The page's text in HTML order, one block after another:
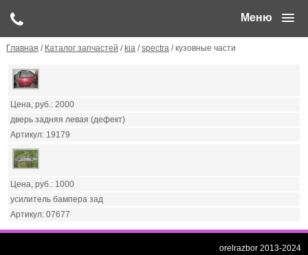
Меню
Главная / Каталог запчастей / kia/spectra/ кузовные части
2000
дверь задняя левая (дефект)
19179
1000
усилитель бампера зад
07677
orelrazbor 2013-2024